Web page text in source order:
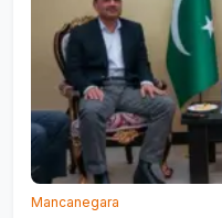
Mancanegara